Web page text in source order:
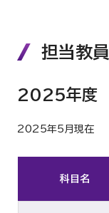
担当教員
2025年度
2025年5月現在
科目名